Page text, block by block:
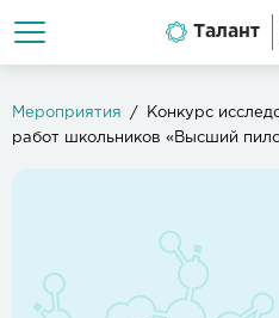
Талант
Мероприятия
Конкурс
работ школьников «Высший